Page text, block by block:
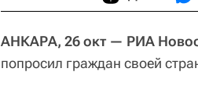
АНКАРА, 26 окт — РИА
попросил граждан своей